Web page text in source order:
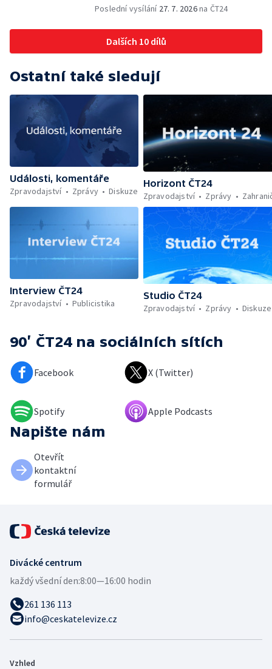
Poslední vysílání 27. 7. 2026na ČT24
Dalších 10 dílů
Ostatní také sledují
Události, komentáře
Zpravodajství
Zprávy Diskuze
Horizont ČT24
Zpravodajství
Zprávy
Interview ČT24
Zpravodajství
Publicistika
Studio ČT24
Zpravodajství
Zprávy Diskuze
90’ ČT24 na sociálních sítích
Facebook X (Twitter)
Spotify Apple Podcasts
Napište nám
Otevřít
kontaktní
formulář
Divácké centrum
každý všední den:8:00—16:00 hodin
261 136 113
info@ceskatelevize.cz
Vzhled